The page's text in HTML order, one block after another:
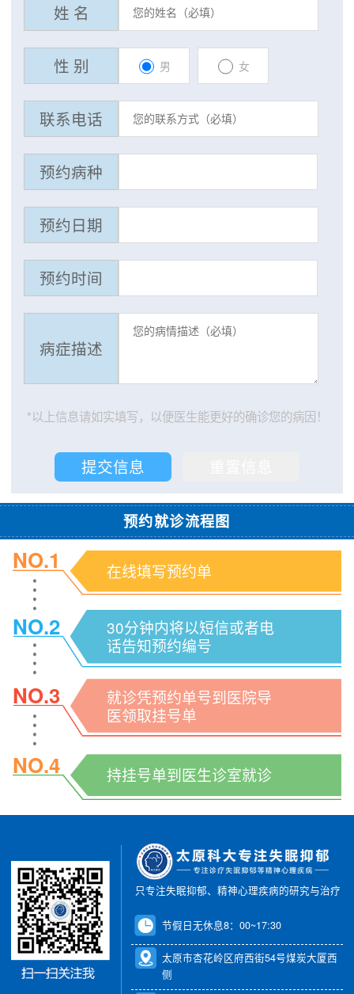
姓 名
性 别 男 女
联系电话
预约病种
预约日期
预约时间
病症描述
*以上信息请如实填写，以便医生能更好的确诊您的病因！
预约就诊流程图
NO.1 在线填写预约单
NO.2
30分钟内将以短信或者电
话告知预约编号
NO.3
就诊凭预约单号到医院导
医领取挂号单
NO.4 持挂号单到医生诊室就诊
只专注失眠抑郁、精神心理疾病的研究与治疗
节假日无休息8：00~17:30
太原市杏花岭区府西街54号煤炭大厦西
侧